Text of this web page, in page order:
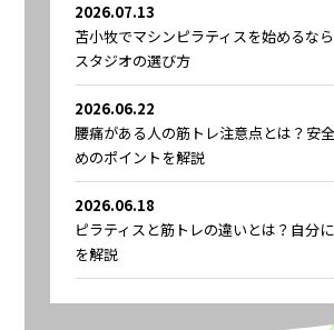
2026.07.13
苫小牧でマシンピラティスを始めるな
スタジオの選び方
2026.06.22
腰痛がある人の筋トレ注意点とは？安
めのポイントを解説
2026.06.18
ピラティスと筋トレの違いとは？自分
を解説